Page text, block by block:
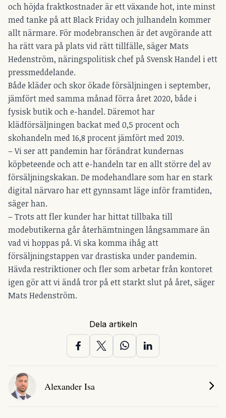
och höjda fraktkostnader är ett växande hot, inte minst
med tanke på att Black Friday och julhandeln kommer
allt närmare. För modebranschen är det avgörande att
ha rätt vara på plats vid rätt tillfälle, säger Mats
Hedenström, näringspolitisk chef på Svensk Handel i ett
pressmeddelande.
Både kläder och skor ökade försäljningen i september,
jämfört med samma månad förra året 2020, både i
fysisk butik och e-handel. Däremot har
klädförsäljningen backat med 0,5 procent och
skohandeln med 16,8 procent jämfört med 2019.
– Vi ser att pandemin har förändrat kundernas
köpbeteende och att e-handeln tar en allt större del av
försäljningskakan. De modehandlare som har en stark
digital närvaro har ett gynnsamt läge inför framtiden,
säger han.
– Trots att fler kunder har hittat tillbaka till
modebutikerna går återhämtningen långsammare än
vad vi hoppas på. Vi ska komma ihåg att
försäljningstappen var drastiska under pandemin.
Hävda restriktioner och fler som arbetar från kontoret
igen gör att vi ändå tror på ett starkt slut på året, säger
Mats Hedenström.
Dela artikeln
Alexander Isa